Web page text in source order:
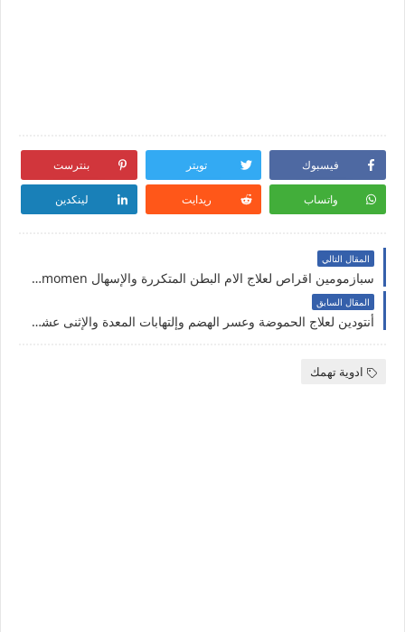
فيسبوك تويتر بنترست
واتساب ريدايت لينكدين
المقال التالي
سبازمومين اقراص لعلاج الام البطن المتكررة والإسهال Spasmomen
المقال السابق
أنتودين لعلاج الحموضة وعسر الهضم وإلتهابات المعدة والإثنى عشر - Antodine
ادوية تهمك